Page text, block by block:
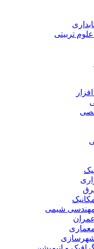
تربیتی
مهندسی شیمی
شهرسازی